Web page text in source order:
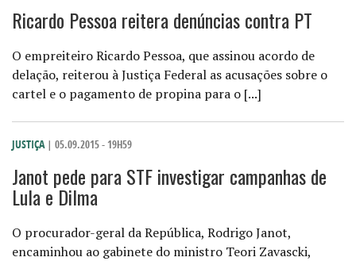
Ricardo Pessoa reitera denúncias contra PT
O empreiteiro Ricardo Pessoa, que assinou acordo de
delação, reiterou à Justiça Federal as acusações sobre o
cartel e o pagamento de propina para o [...]
JUSTIÇA | 05.09.2015 - 19H59
Janot pede para STF investigar campanhas de
Lula e Dilma
O procurador-geral da República, Rodrigo Janot,
encaminhou ao gabinete do ministro Teori Zavascki,